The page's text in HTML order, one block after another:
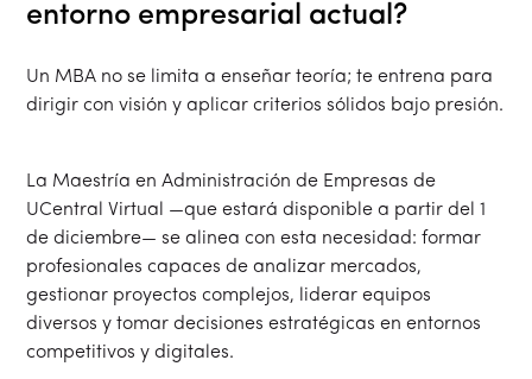
entorno empresarial actual?
Un MBA no se limita a enseñar teoría; te entrena para
dirigir con visión y aplicar criterios sólidos bajo presión.
La Maestría en Administración de Empresas de
UCentral Virtual —que estará disponible a partir del 1
de diciembre— se alinea con esta necesidad: formar
profesionales capaces de analizar mercados,
gestionar proyectos complejos, liderar equipos
diversos y tomar decisiones estratégicas en entornos
competitivos y digitales.